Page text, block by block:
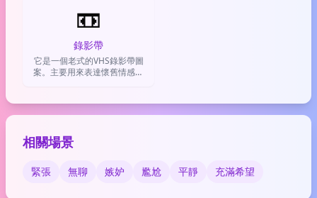
📼
錄影帶
它是一個老式的VHS錄影帶圖
案。主要用來表達懷舊情感、
相關場景
緊張 無聊 嫉妒 尷尬 平靜 充滿希望